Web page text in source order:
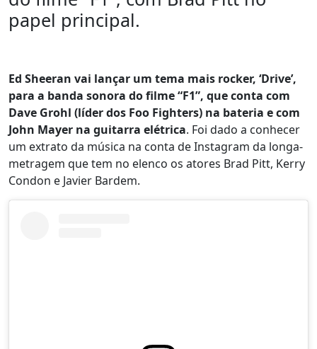
papel principal.
Ed Sheeran vai lançar um tema mais rocker, ‘Drive’,
para a banda sonora do filme “F1”, que conta com
Dave Grohl (líder dos Foo Fighters) na bateria e com
John Mayer na guitarra elétrica. Foi dado a conhecer
um extrato da música na conta de Instagram da longa-
metragem que tem no elenco os atores Brad Pitt, Kerry
Condon e Javier Bardem.